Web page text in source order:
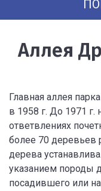
Аллея
Главная аллея
в 1958 г. До 1971 г.
ответвлениях
более 70 деревьев
дерева
указанием породы
посадившего или